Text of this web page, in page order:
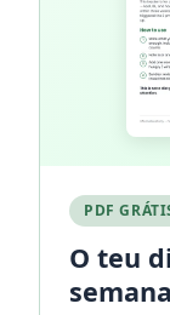
PDF
O teu